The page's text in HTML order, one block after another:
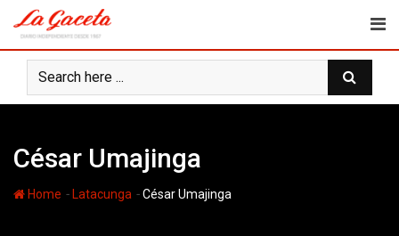
content
César Umajinga
Home - Latacunga -César Umajinga